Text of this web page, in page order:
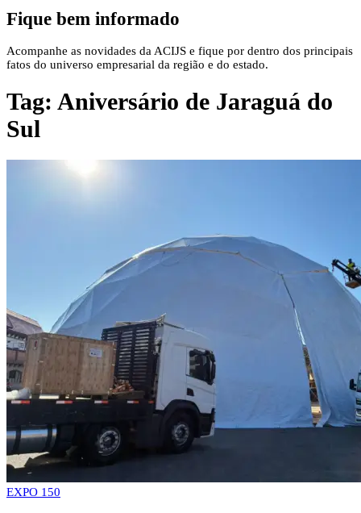
Fique bem informado
Acompanhe as novidades da ACIJS e fique por dentro dos principais
fatos do universo empresarial da região e do estado.
Tag: Aniversário de Jaraguá do
Sul
EXPO 150